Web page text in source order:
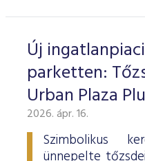
Új
parketten:
Urban Plaza
2026. ápr. 16.
Szimbolikus
ünnepelte